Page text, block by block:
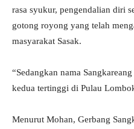
rasa syukur, pengendalian diri
gotong royong yang telah
masyarakat Sasak.
“Sedangkan nama
kedua tertinggi di Pulau
Menurut Mohan, Gerbang